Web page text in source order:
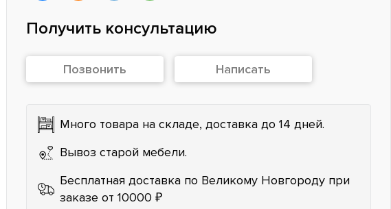
Получить консультацию
Позвонить Написать
Много товара на складе, доставка до 14 дней.
Вывоз старой мебели.
Бесплатная доставка по Великому Новгороду при
заказе от 10000 ₽